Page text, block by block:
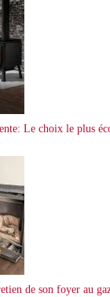
Le choix le plus
de son foyer au